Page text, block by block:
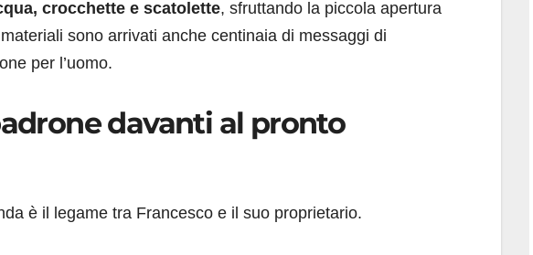
crocchette e scatolette, sfruttando la piccola apertura
sono arrivati anche centinaia di messaggi di
per l’uomo.
davanti al pronto
è il legame tra Francesco e il suo proprietario.